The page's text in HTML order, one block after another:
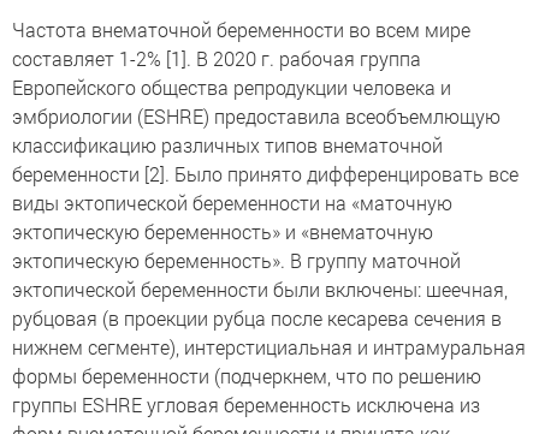
Частота внематочной беременности во всем мире
составляет 1-2% [1]. В 2020 г. рабочая группа
Европейского общества репродукции человека и
эмбриологии (ESHRE) предоставила всеобъемлющую
классификацию различных типов внематочной
беременности [2]. Было принято дифференцировать все
виды эктопической беременности на «маточную
эктопическую беременность» и «внематочную
эктопическую беременность». В группу маточной
эктопической беременности были включены: шеечная,
рубцовая (в проекции рубца после кесарева сечения в
нижнем сегменте), интерстициальная и интрамуральная
формы беременности (подчеркнем, что по решению
группы ESHRE угловая беременность исключена из